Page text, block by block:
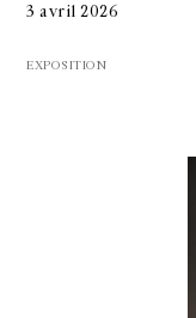
3 avril 2026
EXPOSITION